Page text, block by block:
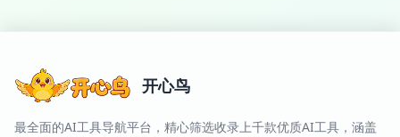
开心鸟
最全面的AI工具导航平台，精心筛选收录上千款优质AI工具，涵盖